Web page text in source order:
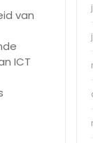
van
ICT